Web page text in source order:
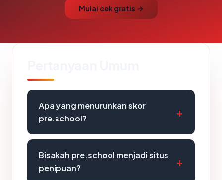
Mulai cek gratis →
Apa yang menurunkan skor
pre.school?
Bisakah pre.school menjadi situs
penipuan?